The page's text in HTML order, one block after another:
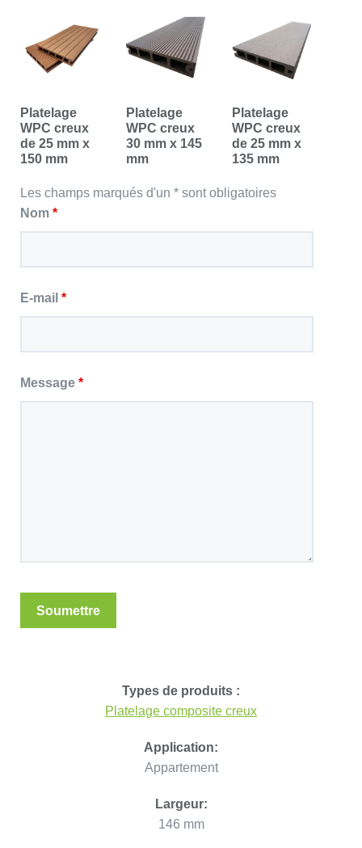
Platelage
WPC creux
de 25 mm x
150 mm
Platelage
WPC creux
30 mm x 145
mm
Platelage
WPC creux
de 25 mm x
135 mm
Les champs marqués d'un * sont obligatoires
Nom *
E-mail *
Message *
Types de produits :
Platelage composite creux
Application:
Appartement
Largeur:
146 mm